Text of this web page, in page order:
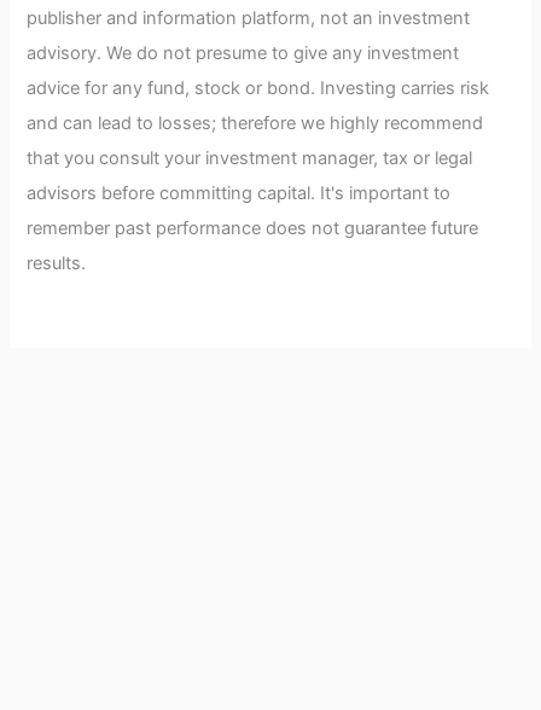
publisher and information platform, not an investment
advisory. We do not presume to give any investment
advice for any fund, stock or bond. Investing carries risk
and can lead to losses; therefore we highly recommend
that you consult your investment manager, tax or legal
advisors before committing capital. It's important to
remember past performance does not guarantee future
results.